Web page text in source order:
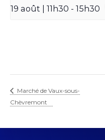
19 août | 11h30 - 15h30
Marché de Vaux-sous-
Chèvremont